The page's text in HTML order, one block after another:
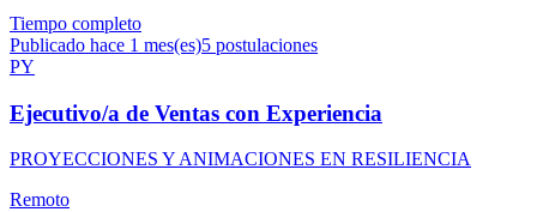
Tiempo completo
Publicado hace 1 mes(es)5 postulaciones
PY
Ejecutivo/a de Ventas con Experiencia
PROYECCIONES Y ANIMACIONES EN RESILIENCIA
Remoto